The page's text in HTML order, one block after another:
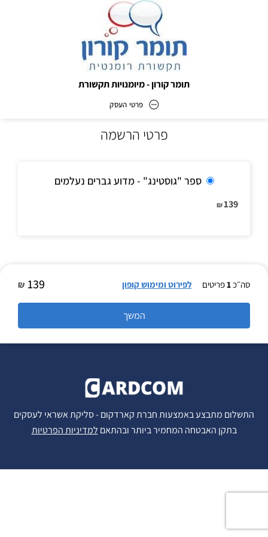
סה״כ1פריטים לפירוט ומימוש קופון 139
₪
תומר קורון - מיומנויות תקשורת
פרטי העסק
תומר קורון - מיומנויות תקשורתפרטי הרשמה
ספר "גוסטינג" - מדוע גברים נעלמים
139
₪
התשלום מתבצע באמצעות חברת קארדקום -סליקת אשראי לעסקים
בתקן האבטחה המחמיר ביותר ובהתאם למדיניות הפרטיות